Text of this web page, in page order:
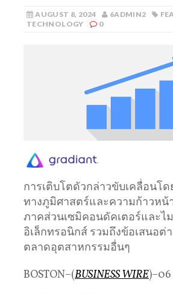
AUGUST 8, 2024 6ADMIN2
TECHNOLOGY
0
การเติบโตดัวกล่าวขับเคลื่อนโ
ทางภูมิศาสตร์และความก้าวหน้
ภาคส่วนเซมิคอนดัคเตอร์และไ
อิเล็กทรอนิกส์ รวมถึงข้อเสนอต่
ตลาดอุตสาหกรรมอื่นๆ
BOSTON–(BUSINESS WIRE